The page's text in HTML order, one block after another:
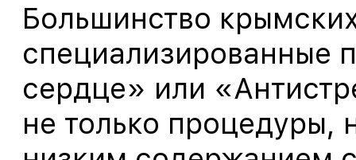
Большинство
специализированные
сердце» или
не только процедуры,